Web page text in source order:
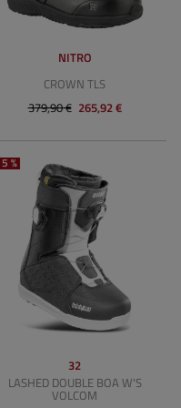
NITRO
CROWN TLS
379,90 € 265,92 €
32
LASHED DOUBLE BOA W'S
VOLCOM